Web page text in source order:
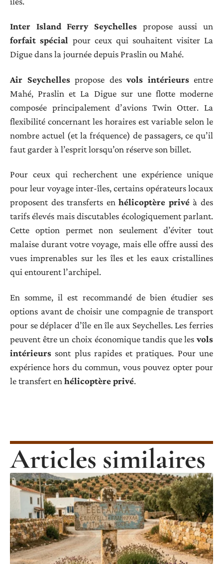
Inter Island Ferry Seychelles propose aussi un
forfait spécial pour ceux qui souhaitent visiter La
Digue dans la journée depuis Praslin ou Mahé.
Air Seychellespropose des vols intérieursentre
Mahé, Praslin et La Digue sur une flotte moderne
composée principalement d’avions Twin Otter. La
flexibilité concernant les horaires est variable selon le
nombre actuel (et la fréquence) de passagers, ce qu’il
faut garder à l’esprit lorsqu’on réserve son billet.
Pour ceux qui recherchent une expérience unique
pour leur voyage inter-îles, certains opérateurs locaux
proposent des transferts enhélicoptère privéà des
tarifs élevés mais discutables écologiquement parlant.
Cette option permet non seulement d’éviter tout
malaise durant votre voyage, mais elle offre aussi des
vues imprenables sur les îles et les eaux cristallines
qui entourent l’archipel.
En somme, il est recommandé de bien étudier ses
options avant de choisir une compagnie de transport
pour se déplacer d’île en île aux Seychelles. Les ferries
peuvent être un choix économique tandis que les vols
intérieurs sont plus rapides et pratiques. Pour une
expérience hors du commun, vous pouvez opter pour
le transfert en hélicoptère privé.
Articles similaires